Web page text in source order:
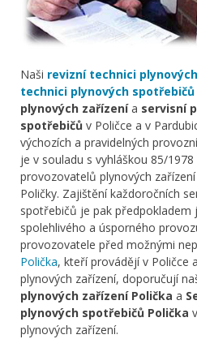
Naši revizní technici
technici plynových spotřebičů
plynových zařízenía servisní
spotřebičů v Poličce a v
výchozích a pravidelných
je v souladu s vyhláškou 85/
provozovatelů plynových
Poličky. Zajištění každoročních
spotřebičů je pak předpokladem
spolehlivého a úsporného
provozovatele před možnými
Polička, kteří provádějí v Poličce
plynových zařízení, doporučují
plynových zařízení Polička a
plynových spotřebičů Polička
plynových zařízení.